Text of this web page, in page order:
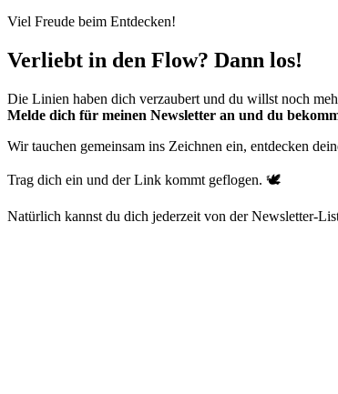
Viel Freude beim Entdecken!
Verliebt in den Flow? Dann los!
Die Linien haben dich verzaubert und du willst noch
Melde dich für meinen Newsletter an und du
Wir tauchen gemeinsam ins Zeichnen ein, entdecken
Trag dich ein und der Link kommt geflogen. 🕊️
Natürlich kannst du dich jederzeit von der Newsletter-